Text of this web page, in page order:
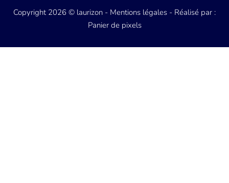
Copyright 2026 © laurizon - Mentions légales - Réalisé par :
Panier de pixels